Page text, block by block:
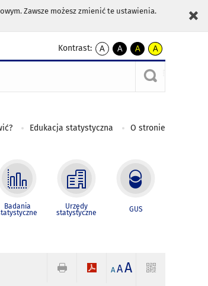
Zawsze możesz zmienić te ustawienia.
Kontrast:
A
kontrast
A
kontrast
czarnym
A
kontrast
żółty
tekst
czarnym
A
kontrast
czarny
tekst
żółtym
Edukacja statystyczna O stronie
Badania Urzędy
statystyczne GUS
A AA